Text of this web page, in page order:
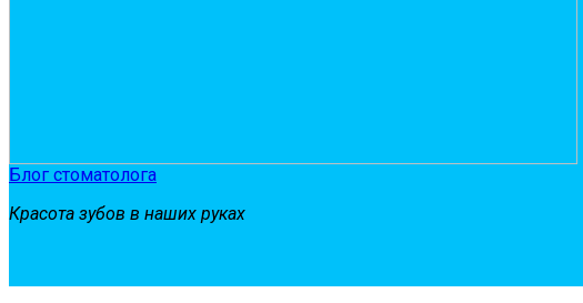
Блог стоматолога
Красота зубов в наших руках